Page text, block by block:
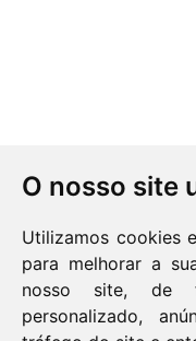
O nosso site
Utilizamos cookies
para melhorar a
nosso site, de
personalizado,